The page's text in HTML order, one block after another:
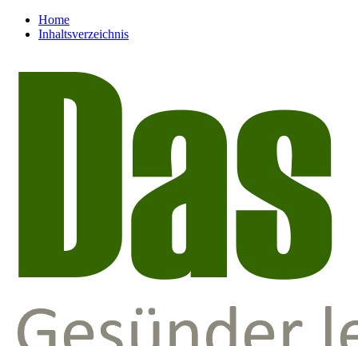
Home
Inhaltsverzeichnis